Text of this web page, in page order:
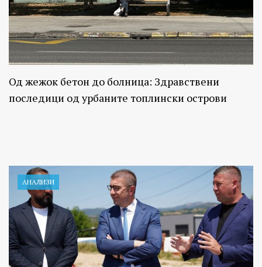
Од жежок бетон до болница: Здравствени
последици од урбаните топлински острови
АНАЛИЗИ